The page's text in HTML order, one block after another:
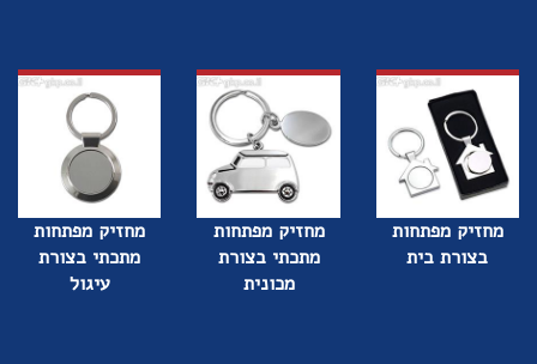
מחזיק מפתחות
בצורת בית
מחזיק מפתחות
מתכתי בצורת
מכונית
מחזיק מפתחות
מתכתי בצורת
עיגול